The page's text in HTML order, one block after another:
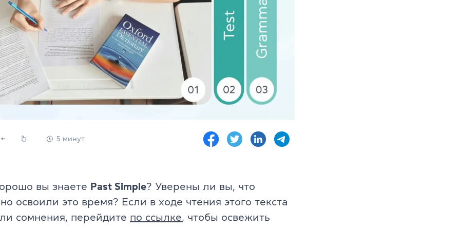
32
Teens
Юридический английский
Подготовка к экзаменам FCE, CAE, CPE
Все курсы для подростков
Изучение уровня + экзамены Cambridge English
Все курсы для детей
Английский для детей 6-10 лет
5 минут
вы знаете Past Simple? Уверены ли вы, что
освоили это время? Если в ходе чтения этого текста
сомнения, перейдите по ссылке, чтобы освежить